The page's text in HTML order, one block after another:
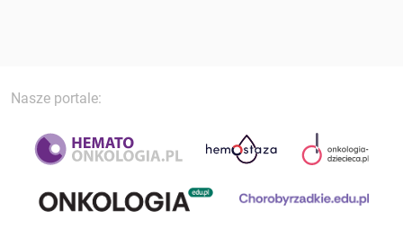
Nasze portale: